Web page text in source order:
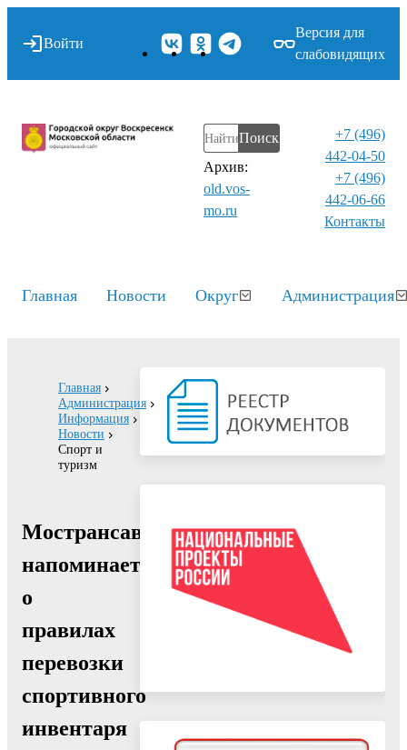
Войти
Версия для
слабовидящих
Поиск
Архив:
old.vos-
mo.ru
+7 (496)
442-04-50
+7 (496)
442-06-66
Контакты⁠
Главная Новости Округ Администрация
Главная
Администрация
Информация
Новости
Спорт и
туризм
Мострансавто
напоминает
о
правилах
перевозки
спортивного
инвентаря